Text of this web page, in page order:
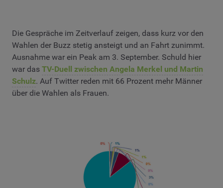
Die Gespräche im Zeitverlauf zeigen, dass kurz vor den
Wahlen der Buzz stetig ansteigt und an Fahrt zunimmt.
Ausnahme war ein Peak am 3. September. Schuld hier
war das TV-Duell zwischen Angela Merkel und Martin
Schulz. Auf Twitter reden mit 66 Prozent mehr Männer
über die Wahlen als Frauen.